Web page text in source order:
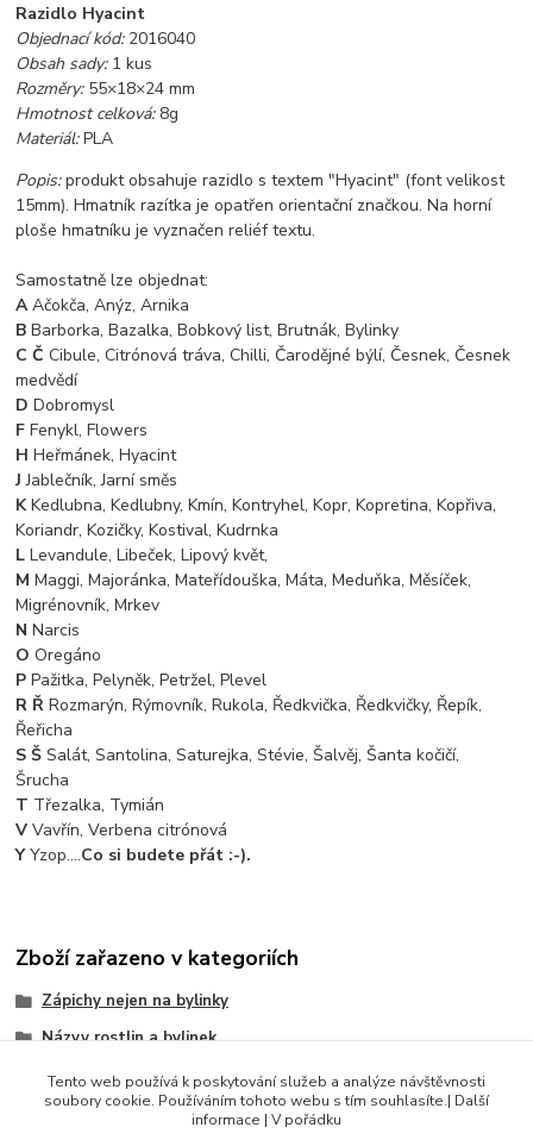
Razidlo Hyacint
Objednací kód: 2016040
Obsah sady: 1 kus
Rozměry: 55×18×24 mm
Hmotnost celková: 8g
Materiál:PLA
Popis:produkt obsahuje razidlo s textem "Hyacint" (font velikost
15mm). Hmatník razítka je opatřen orientační značkou. Na horní
ploše hmatníku je vyznačen reliéf textu.
Samostatně lze objednat:
AAčokča, Anýz, Arnika
BBarborka, Bazalka, Bobkový list, Brutnák, Bylinky
C Č Cibule, Citrónová tráva, Chilli, Čarodějné býlí, Česnek, Česnek
medvědí
DDobromysl
FFenykl, Flowers
HHeřmánek, Hyacint
JJablečník, Jarní směs
KKedlubna, Kedlubny, Kmín, Kontryhel, Kopr, Kopretina, Kopřiva,
Koriandr, Kozičky, Kostival, Kudrnka
LLevandule, Libeček, Lipový květ,
MMaggi, Majoránka, Mateřídouška, Máta, Meduňka, Měsíček,
Migrénovník, Mrkev
NNarcis
OOregáno
PPažitka, Pelyněk, Petržel, Plevel
R ŘRozmarýn, Rýmovník, Rukola, Ředkvička, Ředkvičky, Řepík,
Řeřicha
S ŠSalát, Santolina, Saturejka, Stévie, Šalvěj, Šanta kočičí,
Šrucha
T Třezalka, Tymián
V Vavřín, Verbena citrónová
YYzop....Co si budete přát :-).
Zboží zařazeno v kategoriích
Zápichy nejen na bylinky
Názvy rostlin a bylinek
Abecedy, číselníky, slova
Slova (bylinky)
Tento web používá k poskytování služeb a analýze návštěvnosti
soubory cookie. Používáním tohoto webu s tím souhlasíte.| Další
informace | V pořádku